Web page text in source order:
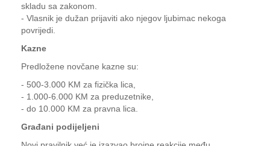
skladu sa zakonom.
- Vlasnik je dužan prijaviti ako njegov ljubimac nekoga
povrijedi.
Kazne
Predložene novčane kazne su:
- 500-3.000 KM za fizička lica,
- 1.000-6.000 KM za preduzetnike,
- do 10.000 KM za pravna lica.
Građani podijeljeni